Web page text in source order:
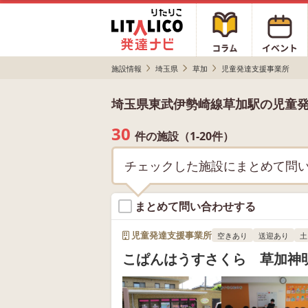
施設情報 埼玉県 草加 児童発達支援事業所
埼玉県東武伊勢崎線草加駅の児童
30 件の施設（1-20件）
チェックした施設にまとめて問
まとめて問い合わせする
児童発達支援事業所 空きあり 送迎あり
こぱんはうすさくら 草加神